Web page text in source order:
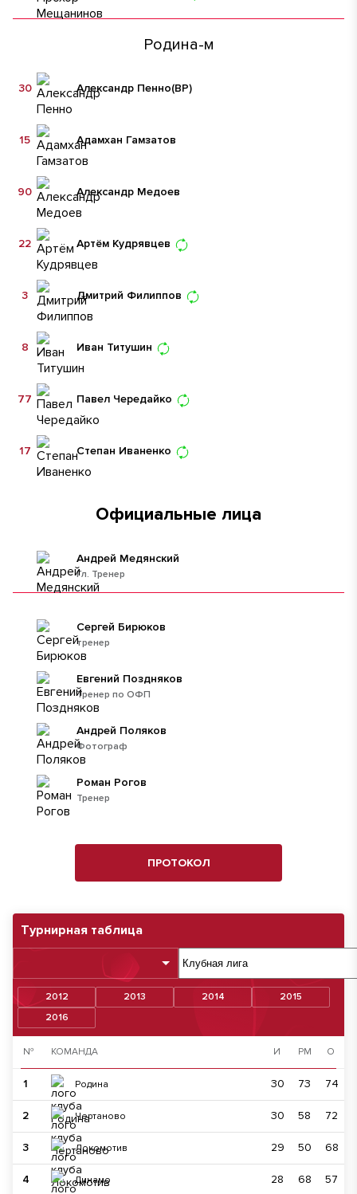
Турнирная таблица
2012 2013 2014
2015
2016
№ КОМАНДА И РМ О
1 Родина 30 73 74
2 Чертаново 30 58 72
3 Локомотив 29 50 68
4 Динамо 28 68 57
Родина-м
Александр Пенно(ВР)
30
Адамхан Гамзатов
15
Александр Медоев
90
Артём Кудрявцев
22
Дмитрий Филиппов
3
Иван Титушин
8
Павел Чередайко
77
Степан Иваненко
17
Официальные лица
Гл. Тренер
Андрей Медянский
тренер
Сергей Бирюков
Тренер по ОФП
Евгений Поздняков
Фотограф
Андрей Поляков
Тренер
Роман Рогов
ПРОТОКОЛ